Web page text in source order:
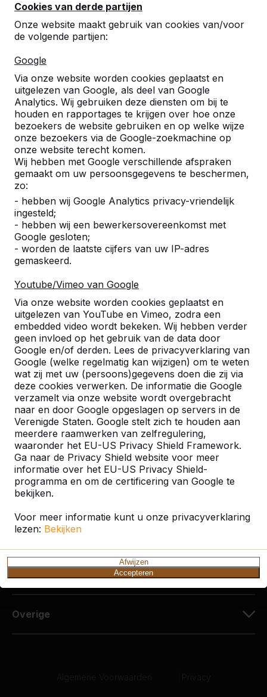
Cookies van derde partijen
Onze website maakt gebruik van cookies van/voor
de volgende partijen:
Google
Via onze website worden cookies geplaatst en
uitgelezen van Google, als deel van Google
Analytics. Wij gebruiken deze diensten om bij te
houden en rapportages te krijgen over hoe onze
bezoekers de website gebruiken en op welke wijze
onze bezoekers via de Google-zoekmachine op
onze website terecht komen.
Wij hebben met Google verschillende afspraken
gemaakt om uw persoonsgegevens te beschermen,
zo:
- hebben wij Google Analytics privacy-vriendelijk
ingesteld;
- hebben wij een bewerkersovereenkomst met
Google gesloten;
- worden de laatste cijfers van uw IP-adres
gemaskeerd.
Youtube/Vimeo van Google
Via onze website worden cookies geplaatst en
uitgelezen van YouTube en Vimeo, zodra een
embedded video wordt bekeken. Wij hebben verder
geen invloed op het gebruik van de data door
Google en/of derden. Lees de privacyverklaring van
Google (welke regelmatig kan wijzigen) om te weten
wat zij met uw (persoons)gegevens doen die zij via
deze cookies verwerken. De informatie die Google
verzamelt via onze website wordt overgebracht
naar en door Google opgeslagen op servers in de
Verenigde Staten. Google stelt zich te houden aan
meerdere raamwerken van zelfregulering,
waaronder het EU-US Privacy Shield Framework.
Ga naar de Privacy Shield website voor meer
informatie over het EU-US Privacy Shield-
programma en om de certificering van Google te
bekijken.
Voor meer informatie kunt u onze privacyverklaring
lezen: Bekijken
Afwijzen
Accepteren
Brochure Digitale Productmap
Contact
HeBlad België
Lange Lozanastraat 142
2018 Antwerpen
België
03 808 1759
info@heblad.be
Klantenservice
Categorieën
Overige